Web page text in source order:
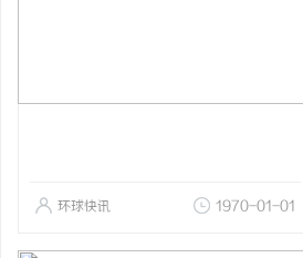
环球快讯 1970-01-01